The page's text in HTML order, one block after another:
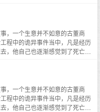
清淤工程中的诡异事件当中，凡
的死去，他自己也逐渐感觉到了
，在他锲而不舍的努力下，一个
的淤泥下面恐怖秘密……黄河村落
的铁链，到底想捆住什么东西，
，一个生意并不如意的古董商
程中的诡异事件当中，凡是经历
，他自己也逐渐感觉到了死亡的
面恐怖秘密……。黄河村落晦涩
链，到底想捆住什么东西，死去
的答案，尽在黄河鬼棺之中……
，一个生意并不如意的古董商
程中的诡异事件当中，凡是经历
，他自己也逐渐感觉到了死亡的